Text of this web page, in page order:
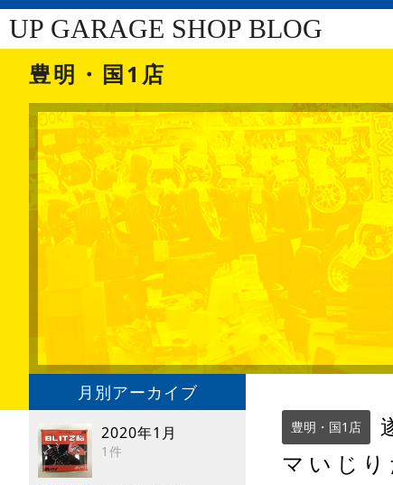
UP GARAGE SHOP BLOG
豊明・国1店
月別アーカイブ
2020年1月
1件
豊明・国1店
マいじり